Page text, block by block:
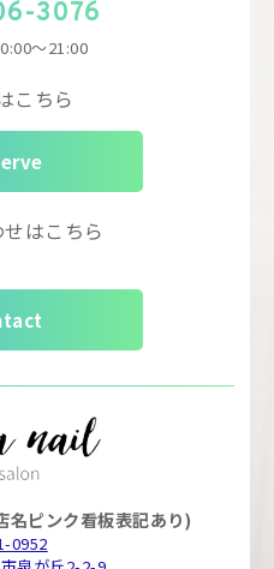
3076
～21:00
こちら
はこちら
ピンク看板表記あり)
0952